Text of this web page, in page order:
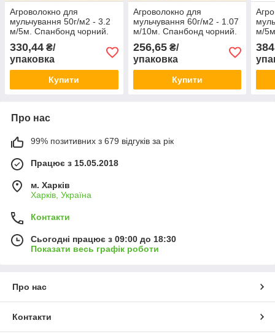
Агроволокно для
мульчування 50г/м2 - 3.2
м/5м. Спанбонд чорний.
330,44 ₴/
упаковка
Купити
Агроволокно для
мульчування 60г/м2 - 1.07
м/10м. Спанбонд чорний.
256,65₴/
упаковка
Купити
м/
Про нас
99% позитивних з 679 відгуків за рік
Працює з 15.05.2018
м. Харків
Харків, Україна
Контакти
Сьогодні працює з 09:00 до 18:30
Показати весь графік роботи
Про нас
Контакти